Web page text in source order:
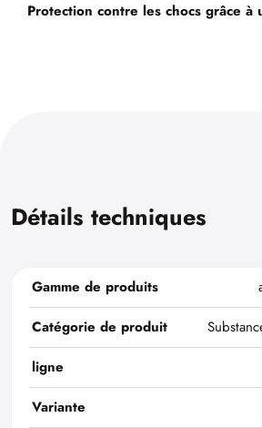
Protection contre les chocs grâce à
Détails techniques
Gamme de produits
Catégorie de produit
ligne
Variante